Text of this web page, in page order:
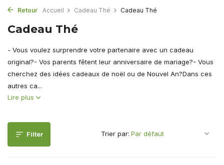
Retour Accueil Cadeau Thé Cadeau Thé
Cadeau Thé
- Vous voulez surprendre votre partenaire avec un cadeau
original?- Vos parents fêtent leur anniversaire de mariage?- Vous
cherchez des idées cadeaux de noël ou de Nouvel An?Dans ces
autres ca...
Lire plus
Filter Trier par: